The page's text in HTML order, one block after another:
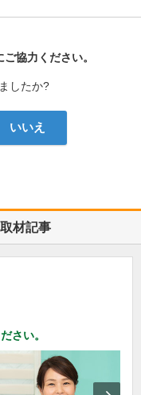
協力ください。
したか?
いいえ
材記事
さい。